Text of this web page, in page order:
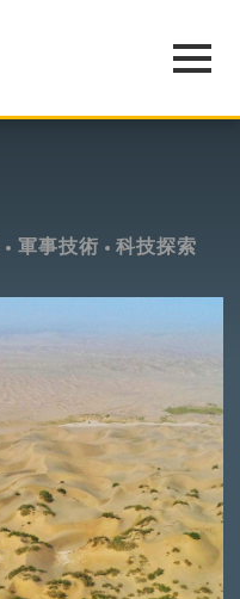
軍事技術 科技探索